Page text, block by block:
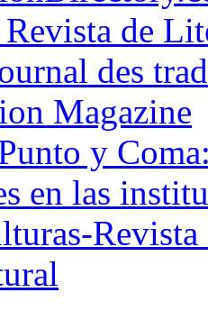
Revista de
des
Magazine
y
en las